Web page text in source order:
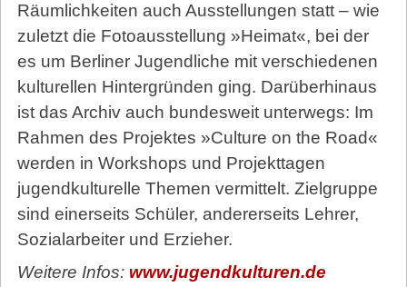
Räumlichkeiten auch Ausstellungen statt – wie
zuletzt die Fotoausstellung »Heimat«, bei der
es um Berliner Jugendliche mit verschiedenen
kulturellen Hintergründen ging. Darüberhinaus
ist das Archiv auch bundesweit unterwegs: Im
Rahmen des Projektes »Culture on the Road«
werden in Workshops und Projekttagen
jugendkulturelle Themen vermittelt. Zielgruppe
sind einerseits Schüler, andererseits Lehrer,
Sozialarbeiter und Erzieher.
Weitere Infos: www.jugendkulturen.de